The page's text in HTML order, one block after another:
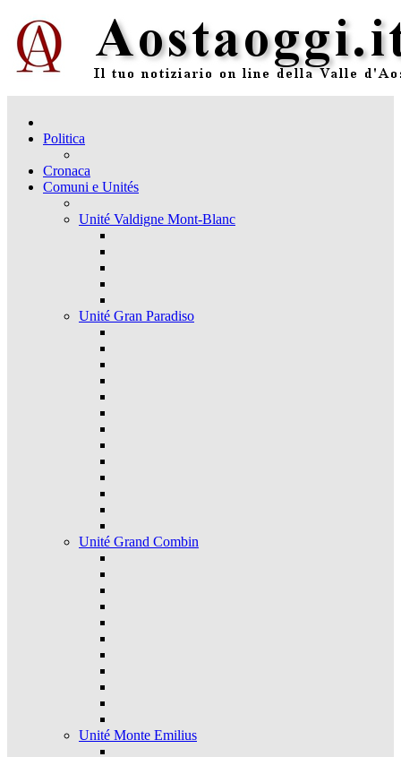
Politica
Cronaca
Comuni e Unités
Unité Valdigne Mont-Blanc
Unité Gran Paradiso
Unité Grand Combin
Unité Monte Emilius